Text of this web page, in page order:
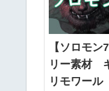
【ソロモ
リー素材
リモワー